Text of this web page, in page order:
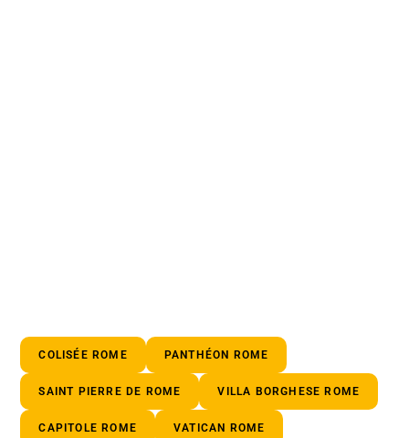
COLISÉE ROME PANTHÉON ROME
SAINT PIERRE DE ROME VILLA BORGHESE ROME
CAPITOLE ROME VATICAN ROME